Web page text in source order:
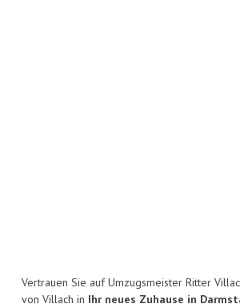
Vertrauen Sie auf Umzugsmeister Ritter
von Villach in Ihr neues Zuhause in